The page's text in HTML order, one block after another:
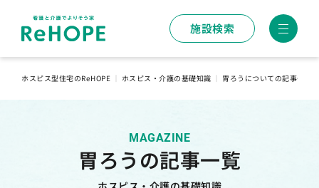
施設検索
ホスピス型住宅のReHOPE ホスピス・介護の基礎知識 胃ろうについての記事一覧
MAGAZINE
胃ろうの記事一覧